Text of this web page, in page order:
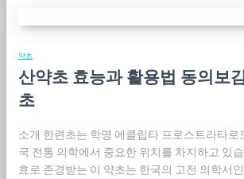
약초
산약초 효능과 활용법 동의보
초
소개 한련초는 학명 에클립타 프로스트라타로
국 전통 의학에서 중요한 위치를 차지하고 있
효로 존경받는 이 약초는 한국의 고전 의학서